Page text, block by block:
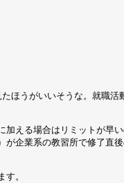
ほうがいいそうな。就職
える場合はリミットが早
企業系の教習所で修了直
。